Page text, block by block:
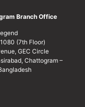
Branch Office
(7th Floor)
GEC Circle
Chattogram –